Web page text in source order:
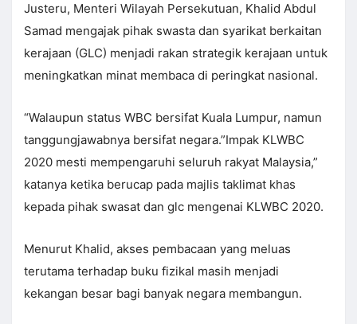
Justeru, Menteri Wilayah Persekutuan, Khalid Abdul
Samad mengajak pihak swasta dan syarikat berkaitan
kerajaan (GLC) menjadi rakan strategik kerajaan untuk
meningkatkan minat membaca di peringkat nasional.
“Walaupun status WBC bersifat Kuala Lumpur, namun
tanggungjawabnya bersifat negara.”Impak KLWBC
2020 mesti mempengaruhi seluruh rakyat Malaysia,”
katanya ketika berucap pada majlis taklimat khas
kepada pihak swasat dan glc mengenai KLWBC 2020.
Menurut Khalid, akses pembacaan yang meluas
terutama terhadap buku fizikal masih menjadi
kekangan besar bagi banyak negara membangun.